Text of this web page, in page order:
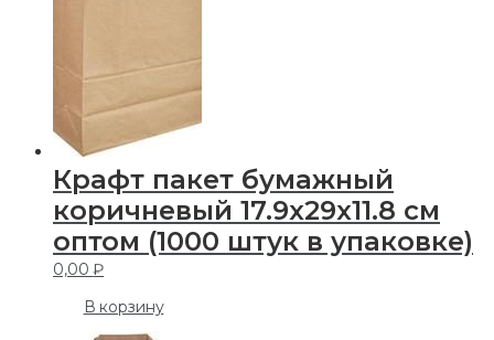
Крафт пакет бумажный
коричневый 17.9х29х11.8 см
оптом (1000 штук в упаковке)
0,00₽
В корзину